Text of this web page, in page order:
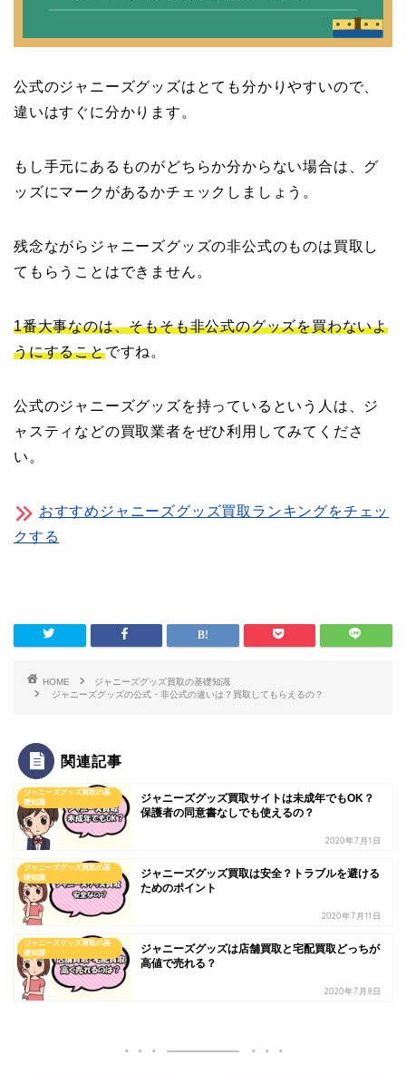
公式のジャニーズグッズはとても分かりやすいので、
違いはすぐに分かります。
もし手元にあるものがどちらか分からない場合は、グ
ッズにマークがあるかチェックしましょう。
残念ながらジャニーズグッズの非公式のものは買取し
てもらうことはできません。
1番大事なのは、そもそも非公式のグッズを買わないよ
うにすることですね。
公式のジャニーズグッズを持っているという人は、ジ
ャスティなどの買取業者をぜひ利用してみてくださ
い。
おすすめジャニーズグッズ買取ランキングをチェッ
クする
HOME
ジャニーズグッズ買取の基礎知識
ジャニーズグッズの公式・非公式の違いは？買取してもらえるの？
関連記事
ジャニーズグッズ買取の基
礎知識
ジャニーズグッズ買取サイトは未成年でもOK？
保護者の同意書なしでも使えるの？
2020年7月1日
ジャニーズグッズ買取の基
礎知識
ジャニーズグッズ買取は安全？トラブルを避ける
ためのポイント
2020年7月11日
ジャニーズグッズ買取の基
礎知識
ジャニーズグッズは店舗買取と宅配買取どっちが
高値で売れる？
2020年7月8日